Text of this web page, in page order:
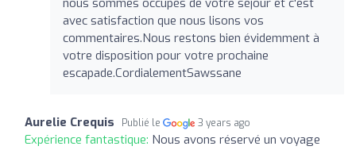
avec satisfaction que nous lisons vos
commentaires.Nous restons bien évidemment à
votre disposition pour votre prochaine
escapade.CordialementSawssane
Aurelie Crequis Publié le 3 years ago
Expérience fantastique: Nous avons réservé un voyage